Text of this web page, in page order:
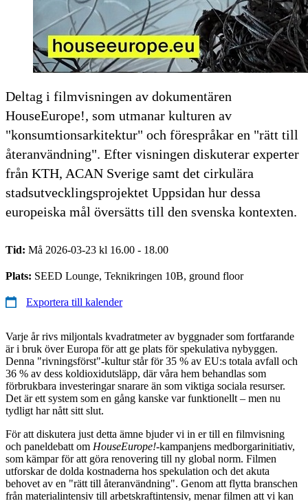
Deltag i filmvisningen av dokumentären
HouseEurope!, som utmanar kulturen av
"konsumtionsarkitektur" och förespråkar en "rätt till
återanvändning". Efter visningen diskuterar experter
från KTH, ACAN Sverige samt det cirkulära
stadsutvecklingsprojektet Uppsidan hur dessa
europeiska mål översätts till den svenska kontexten.
Tid: Må 2026-03-23 kl 16.00 - 18.00
Plats: SEED Lounge, Teknikringen 10B, ground floor
Exportera till kalender
Varje år rivs miljontals kvadratmeter av byggnader som fortfarande
är i bruk över Europa för att ge plats för spekulativa nybyggen.
Denna "rivningsförst"-kultur står för 35 % av EU:s totala avfall och
36 % av dess koldioxidutsläpp, där våra hem behandlas som
förbrukbara investeringar snarare än som viktiga sociala resurser.
Det är ett system som en gång kanske var funktionellt – men nu
tydligt har nått sitt slut.
För att diskutera just detta ämne bjuder vi in er till en filmvisning
och paneldebatt om HouseEurope!-kampanjens medborgarinitiativ,
som kämpar för att göra renovering till ny global norm. Filmen
utforskar de dolda kostnaderna hos spekulation och det akuta
behovet av en "rätt till återanvändning". Genom att flytta branschen
från materialintensiv till arbetskraftintensiv, menar filmen att vi kan